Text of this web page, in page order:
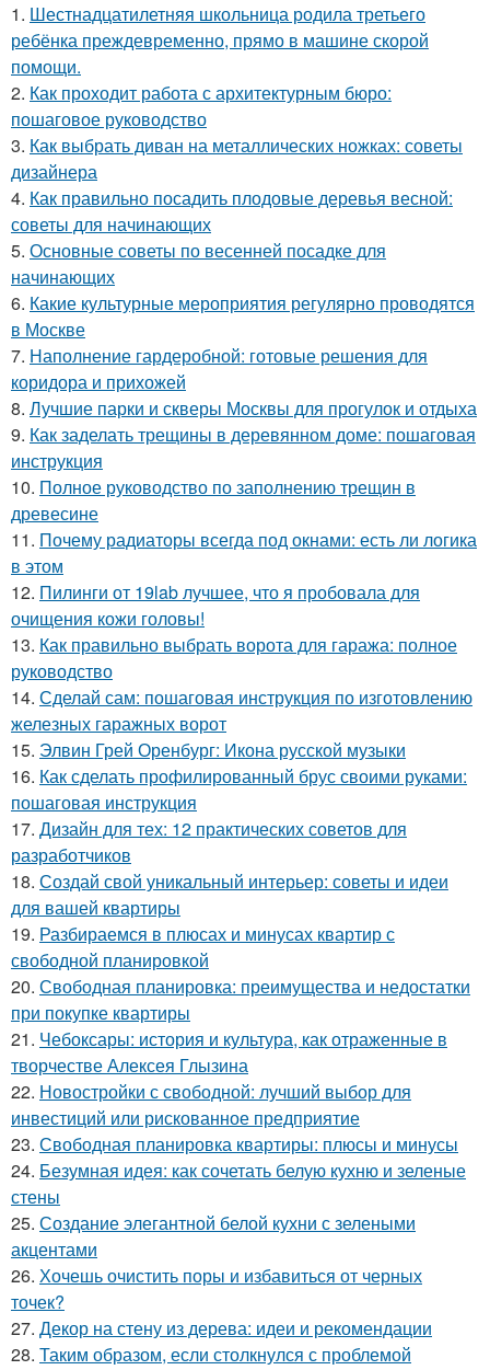
1. Шестнадцатилетняя школьница родила третьего
ребёнка преждевременно, прямо в машине скорой
помощи.
2. Как проходит работа с архитектурным бюро:
пошаговое руководство
3. Как выбрать диван на металлических ножках: советы
дизайнера
4. Как правильно посадить плодовые деревья весной:
советы для начинающих
5. Основные советы по весенней посадке для
начинающих
6. Какие культурные мероприятия регулярно проводятся
в Москве
7. Наполнение гардеробной: готовые решения для
коридора и прихожей
8. Лучшие парки и скверы Москвы для прогулок и отдыха
9. Как заделать трещины в деревянном доме: пошаговая
инструкция
10. Полное руководство по заполнению трещин в
древесине
11. Почему радиаторы всегда под окнами: есть ли логика
в этом
12. Пилинги от 19lab лучшее, что я пробовала для
очищения кожи головы!
13. Как правильно выбрать ворота для гаража: полное
руководство
14. Сделай сам: пошаговая инструкция по изготовлению
железных гаражных ворот
15. Элвин Грей Оренбург: Икона русской музыки
16. Как сделать профилированный брус своими руками:
пошаговая инструкция
17. Дизайн для тех: 12 практических советов для
разработчиков
18. Создай свой уникальный интерьер: советы и идеи
для вашей квартиры
19. Разбираемся в плюсах и минусах квартир с
свободной планировкой
20. Свободная планировка: преимущества и недостатки
при покупке квартиры
21. Чебоксары: история и культура, как отраженные в
творчестве Алексея Глызина
22. Новостройки с свободной: лучший выбор для
инвестиций или рискованное предприятие
23. Свободная планировка квартиры: плюсы и минусы
24. Безумная идея: как сочетать белую кухню и зеленые
стены
25. Создание элегантной белой кухни с зелеными
акцентами
26. Хочешь очистить поры и избавиться от черных
точек?
27. Декор на стену из дерева: идеи и рекомендации
28. Таким образом, если столкнулся с проблемой